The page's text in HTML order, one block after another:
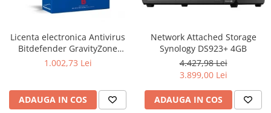
Smartphone IPhone
Casti
Mouse Pad
USB Hub
Licenta electronica Antivirus
Bitdefender GravityZone
Business Security, 5 useri, 2
1.002,73 Lei
ADAUGA IN COS
Network Attached Storage
Synology DS923+ 4GB
4.427,98 Lei
3.899,00 Lei
ADAUGA IN COS